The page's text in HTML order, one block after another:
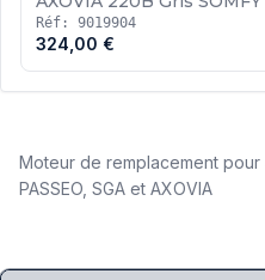
Réf: 9019904
324,00 €
Moteur de remplacement pour
PASSEO, SGA et AXOVIA